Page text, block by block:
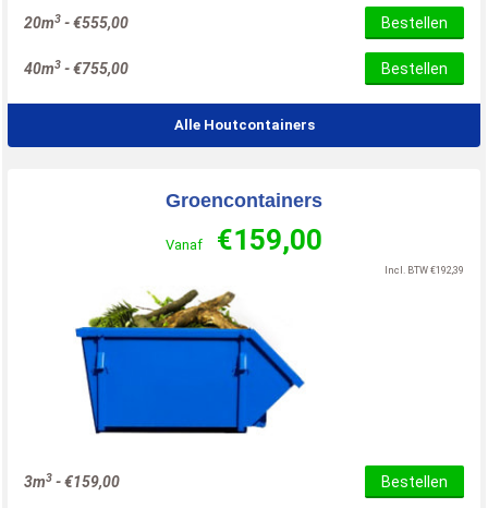
20m3 -€555,00 Bestellen
40m3 -€755,00 Bestellen
Alle Houtcontainers
Groencontainers
Vanaf €159,00
Incl. BTW €192,39
3m3 -€159,00 Bestellen